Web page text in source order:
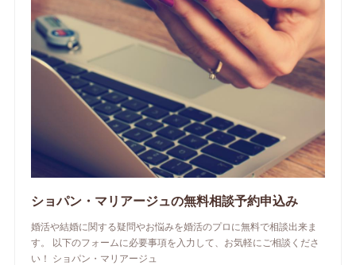
ショパン・マリアージュの無料相談予約申込み
婚活や結婚に関する疑問やお悩みを婚活のプロに無料で相談出来ま
す。 以下のフォームに必要事項を入力して、お気軽にご相談くださ
い！ ショパン・マリアージュ